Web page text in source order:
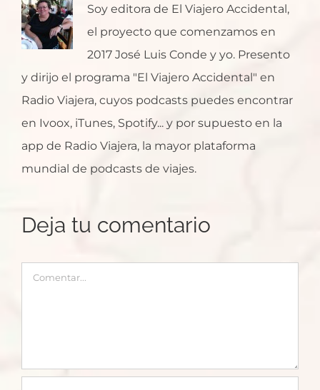
Soy editora de El Viajero Accidental,
el proyecto que comenzamos en
2017 José Luis Conde y yo. Presento
y dirijo el programa "El Viajero Accidental" en
Radio Viajera, cuyos podcasts puedes encontrar
en Ivoox, iTunes, Spotify... y por supuesto en la
app de Radio Viajera, la mayor plataforma
mundial de podcasts de viajes.
Deja tu comentario
Comentar